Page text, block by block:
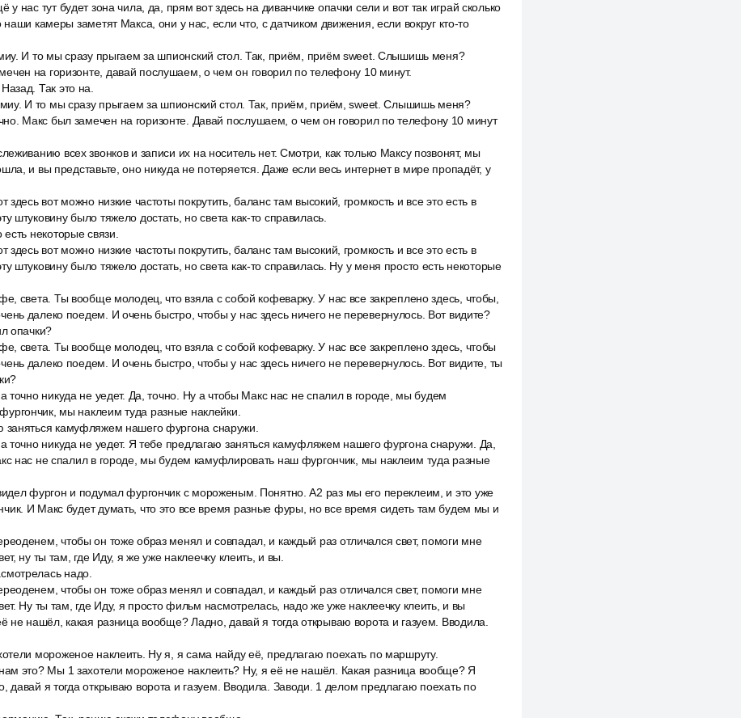
у нас тут будет зона чила, да, прям вот здесь на диванчике опачки сели и вот так играй сколько
наши камеры заметят Макса, они у нас, если что, с датчиком движения, если вокруг кто-то
И то мы сразу прыгаем за шпионский стол. Так, приём, приём sweet. Слышишь меня?
на горизонте, давай послушаем, о чем он говорил по телефону 10 минут.
Так это на.
И то мы сразу прыгаем за шпионский стол. Так, приём, приём, sweet. Слышишь меня?
Макс был замечен на горизонте. Давай послушаем, о чем он говорил по телефону 10 минут
всех звонков и записи их на носитель нет. Смотри, как только Максу позвонят, мы
и вы представьте, оно никуда не потеряется. Даже если весь интернет в мире пропадёт, у
здесь вот можно низкие частоты покрутить, баланс там высокий, громкость и все это есть в
штуковину было тяжело достать, но света как-то справилась.
некоторые связи.
здесь вот можно низкие частоты покрутить, баланс там высокий, громкость и все это есть в
штуковину было тяжело достать, но света как-то справилась. Ну у меня просто есть некоторые
света. Ты вообще молодец, что взяла с собой кофеварку. У нас все закреплено здесь, чтобы,
далеко поедем. И очень быстро, чтобы у нас здесь ничего не перевернулось. Вот видите?
опачки?
света. Ты вообще молодец, что взяла с собой кофеварку. У нас все закреплено здесь, чтобы
далеко поедем. И очень быстро, чтобы у нас здесь ничего не перевернулось. Вот видите, ты
точно никуда не уедет. Да, точно. Ну а чтобы Макс нас не спалил в городе, мы будем
мы наклеим туда разные наклейки.
заняться камуфляжем нашего фургона снаружи.
точно никуда не уедет. Я тебе предлагаю заняться камуфляжем нашего фургона снаружи. Да,
нас не спалил в городе, мы будем камуфлировать наш фургончик, мы наклеим туда разные
фургон и подумал фургончик с мороженым. Понятно. A2 раз мы его переклеим, и это уже
И Макс будет думать, что это все время разные фуры, но все время сидеть там будем мы и
чтобы он тоже образ менял и совпадал, и каждый раз отличался свет, помоги мне
ну ты там, где Иду, я же уже наклеечку клеить, и вы.
надо.
чтобы он тоже образ менял и совпадал, и каждый раз отличался свет, помоги мне
Ну ты там, где Иду, я просто фильм насмотрелась, надо же уже наклеечку клеить, и вы
не нашёл, какая разница вообще? Ладно, давай я тогда открываю ворота и газуем. Вводила.
мороженое наклеить. Ну я, я сама найду её, предлагаю поехать по маршруту.
это? Мы 1 захотели мороженое наклеить? Ну, я её не нашёл. Какая разница вообще? Я
давай я тогда открываю ворота и газуем. Вводила. Заводи. 1 делом предлагаю поехать по